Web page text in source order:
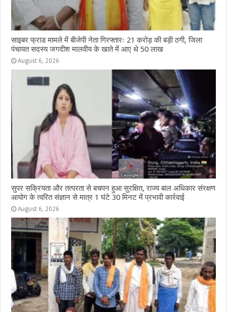
साइबर फ्राड मामले में बीजेपी नेता गिरफ्तारः 21 करोड़ की बड़ी ठगी, जिला
पंचायत सदस्य जगदीश मालवीय के खाते में आए थे 50 लाख
August 6, 2026
सुपर सक्रियता और तत्परता से बचपन हुआ सुरक्षित, राज्य बाल अधिकार संरक्षण
आयोग के त्वरित संज्ञान से मात्र 1 घंटे 30 मिनट में प्रभावी कार्रवाई
August 6, 2026